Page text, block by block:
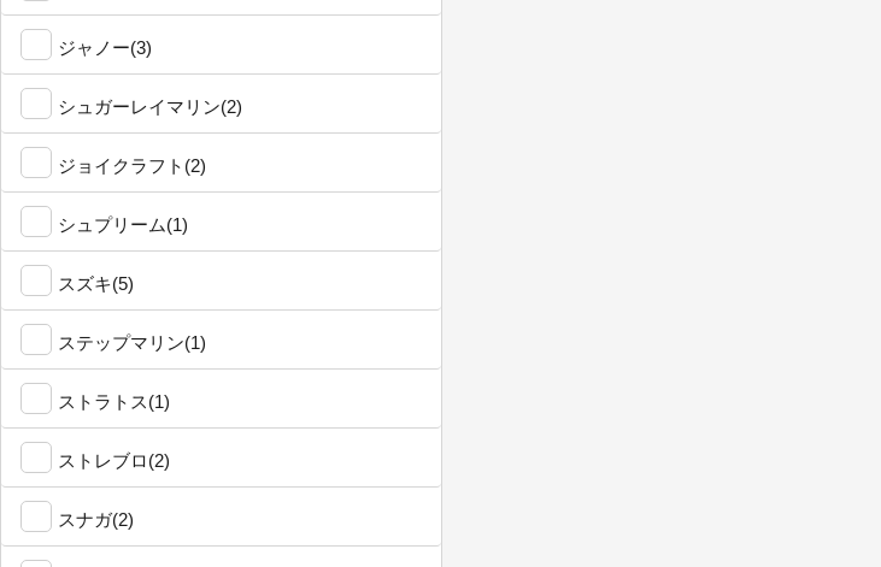
ジャノー(3)
シュガーレイマリン(2)
ジョイクラフト(2)
シュプリーム(1)
スズキ(5)
ステップマリン(1)
ストラトス(1)
ストレブロ(2)
スナガ(2)